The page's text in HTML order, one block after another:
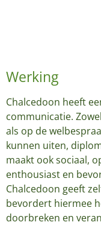
Werking
Chalcedoon heeft
communicatie.
als op de
kunnen uiten,
maakt ook sociaal,
enthousiast en
Chalcedoon geeft
bevordert hiermee
doorbreken en